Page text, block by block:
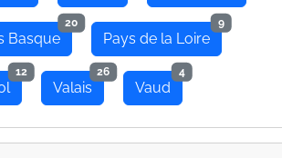
Basque
20
Pays de la Loire
9
12
Valais
26
Vaud
4